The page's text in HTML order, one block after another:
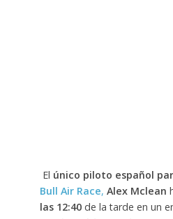
El único piloto español
Bull Air Race, Alex Mclean
las 12:40de la tarde en un